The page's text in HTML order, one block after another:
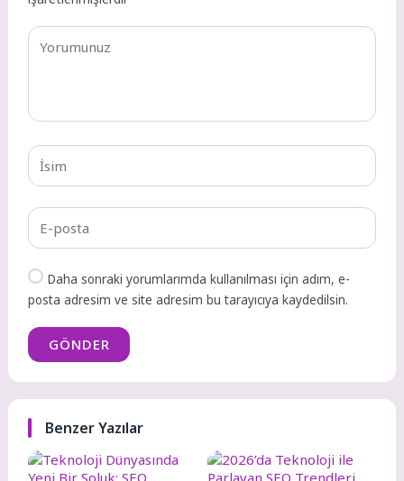
Daha sonraki yorumlarımda kullanılması için adım, e-
posta adresim ve site adresim bu tarayıcıya kaydedilsin.
GÖNDER
Benzer Yazılar